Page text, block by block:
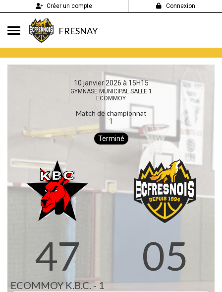
Créer un compte Connexion
FRESNAY
10 janvier 2026 à 15H15
GYMNASE MUNICIPAL SALLE 1
ECOMMOY
Match de championnat
1
Terminé
47 05
ECOMMOY K.B.C. - 1
Panneau de gestion des cookies